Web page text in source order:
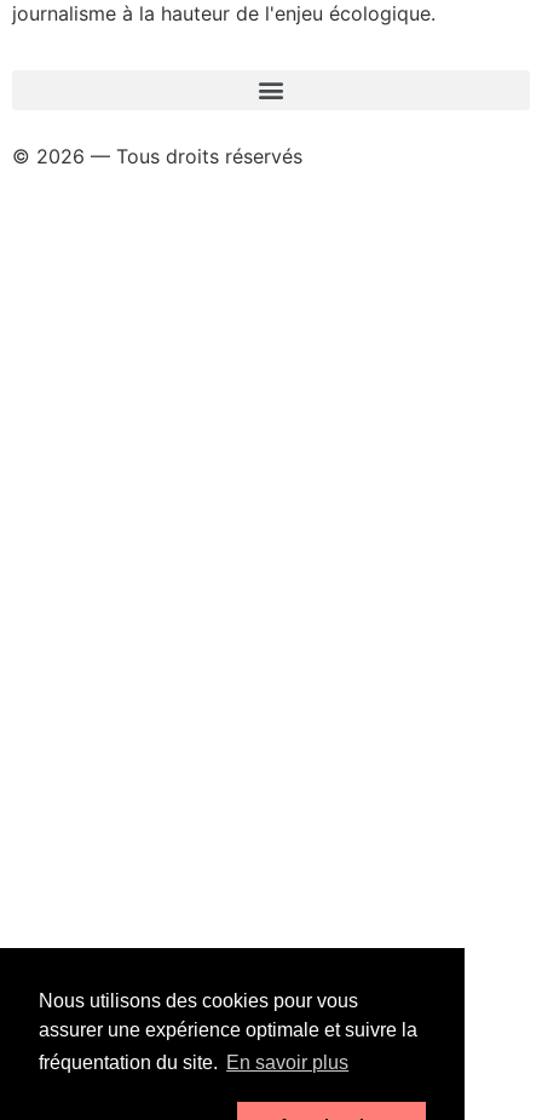
Nous utilisons des cookies pour vous
assurer une expérience optimale et suivre la
fréquentation du site. En savoir plus
journalisme à la hauteur de l'enjeu écologique.
© 2026 — Tous droits réservés